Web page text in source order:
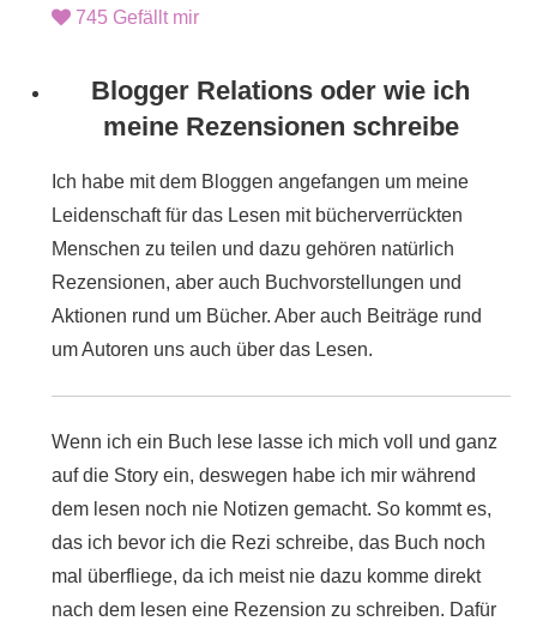
745Gefällt mir
Blogger Relations oder wie ich
meine Rezensionen schreibe
Ich habe mit dem Bloggen angefangen um meine
Leidenschaft für das Lesen mit bücherverrückten
Menschen zu teilen und dazu gehören natürlich
Rezensionen, aber auch Buchvorstellungen und
Aktionen rund um Bücher. Aber auch Beiträge rund
um Autoren uns auch über das Lesen.
Wenn ich ein Buch lese lasse ich mich voll und ganz
auf die Story ein, deswegen habe ich mir während
dem lesen noch nie Notizen gemacht. So kommt es,
das ich bevor ich die Rezi schreibe, das Buch noch
mal überfliege, da ich meist nie dazu komme direkt
nach dem lesen eine Rezension zu schreiben. Dafür